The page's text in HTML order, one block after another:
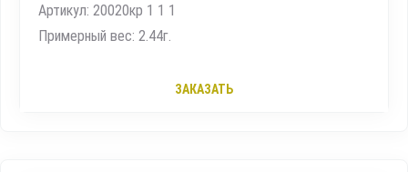
Артикул: 20020кр 1 1 1
Примерный вес: 2.44г.
ЗАКАЗАТЬ